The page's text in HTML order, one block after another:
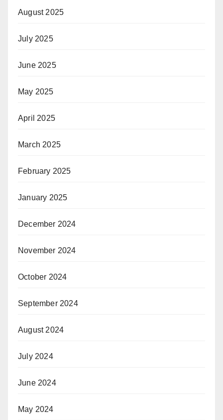
August 2025
July 2025
June 2025
May 2025
April 2025
March 2025
February 2025
January 2025
December 2024
November 2024
October 2024
September 2024
August 2024
July 2024
June 2024
May 2024